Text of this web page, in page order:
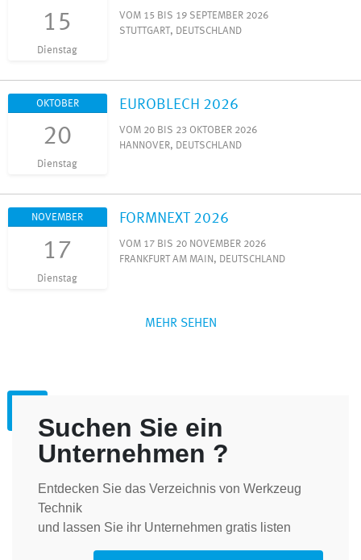
15
Dienstag
VOM 15 BIS 19 SEPTEMBER 2026
STUTTGART, DEUTSCHLAND
OKTOBER
20
Dienstag
EUROBLECH 2026
VOM 20 BIS 23 OKTOBER 2026
HANNOVER, DEUTSCHLAND
NOVEMBER
17
Dienstag
FORMNEXT 2026
VOM 17 BIS 20 NOVEMBER 2026
FRANKFURT AM MAIN, DEUTSCHLAND
MEHR SEHEN
Suchen Sie ein
Unternehmen ?
Entdecken Sie das Verzeichnis von Werkzeug
Technik
und lassen Sie ihr Unternehmen gratis listen